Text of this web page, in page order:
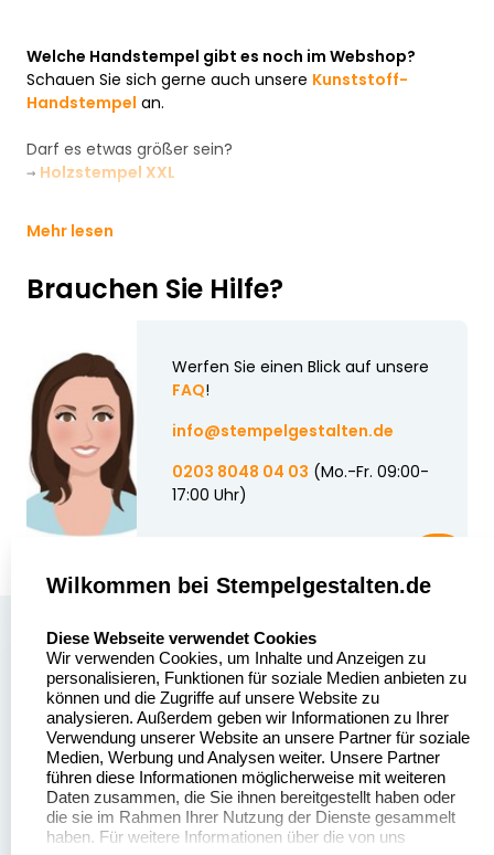
Welche Handstempel gibt es noch im Webshop?
Schauen Sie sich gerne auch unsere Kunststoff-
Handstempel an.
Darf es etwas größer sein?
→ Holzstempel XXL
Mehr lesen
Brauchen Sie Hilfe?
Werfen Sie einen Blick auf unsere
FAQ!
info@stempelgestalten.de
0203 8048 04 03 (Mo.-Fr. 09:00-
17:00 Uhr)
Stempelgestalten.de
Asterlager Straße 97
47228 Duisburg
Deutschland
Über uns
Sitemap
Alle
Stempelinformationen
Wilkommen bei Stempelgestalten.de
Diese Webseite verwendet Cookies
Wir verwenden Cookies, um Inhalte und Anzeigen zu
personalisieren, Funktionen für soziale Medien anbieten zu
können und die Zugriffe auf unsere Website zu
analysieren. Außerdem geben wir Informationen zu Ihrer
Verwendung unserer Website an unsere Partner für soziale
Medien, Werbung und Analysen weiter. Unsere Partner
führen diese Informationen möglicherweise mit weiteren
Daten zusammen, die Sie ihnen bereitgestellt haben oder
die sie im Rahmen Ihrer Nutzung der Dienste gesammelt
haben. Für weitere Informationen über die von uns